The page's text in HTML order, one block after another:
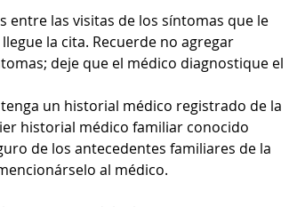
las visitas de los síntomas que le
la cita. Recuerde no agregar
deje que el médico diagnostique el
un historial médico registrado de la
historial médico familiar conocido
de los antecedentes familiares de la
al médico.